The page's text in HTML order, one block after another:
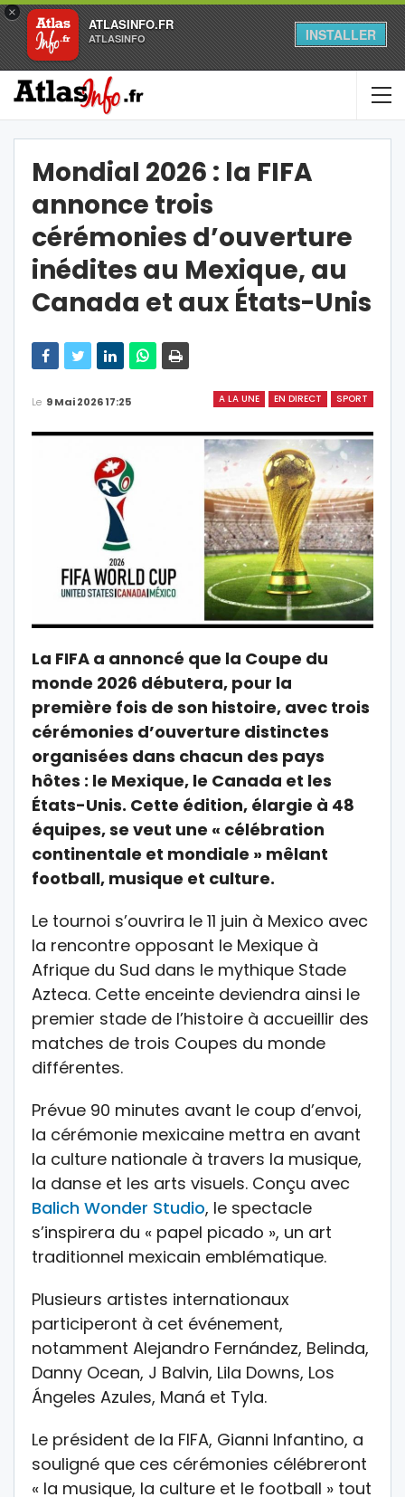
×
ATLASINFO.FR
ATLASINFO INSTALLER
Mondial 2026 : la FIFA
annonce trois
cérémonies d’ouverture
inédites au Mexique, au
Canada et aux États-Unis
A LA UNE EN DIRECT SPORT
Le 9 Mai 2026 17:25
La FIFA a annoncé que la Coupe du
monde 2026 débutera, pour la
première fois de son histoire, avec trois
cérémonies d’ouverture distinctes
organisées dans chacun des pays
hôtes : le Mexique, le Canada et les
États-Unis. Cette édition, élargie à 48
équipes, se veut une « célébration
continentale et mondiale » mêlant
football, musique et culture.
Le tournoi s’ouvrira le 11 juin à Mexico avec
la rencontre opposant le Mexique à
Afrique du Sud dans le mythique Stade
Azteca. Cette enceinte deviendra ainsi le
premier stade de l’histoire à accueillir des
matches de trois Coupes du monde
différentes.
Prévue 90 minutes avant le coup d’envoi,
la cérémonie mexicaine mettra en avant
la culture nationale à travers la musique,
la danse et les arts visuels. Conçu avec
Balich Wonder Studio, le spectacle
s’inspirera du « papel picado », un art
traditionnel mexicain emblématique.
Plusieurs artistes internationaux
participeront à cet événement,
notamment Alejandro Fernández, Belinda,
Danny Ocean, J Balvin, Lila Downs, Los
Ángeles Azules, Maná et Tyla.
Le président de la FIFA, Gianni Infantino, a
souligné que ces cérémonies célébreront
« la musique, la culture et le football » tout